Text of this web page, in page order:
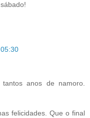
anos de namoro.
felicidades. Que o final